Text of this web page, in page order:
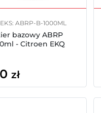
ABRP-B-1000ML
bazowy ABRP
- Citroen EKQ
zł